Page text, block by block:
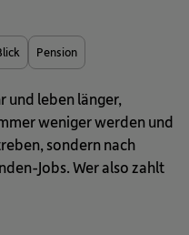
Pension
und leben länger,
weniger werden und
sondern nach
Jobs. Wer also zahlt